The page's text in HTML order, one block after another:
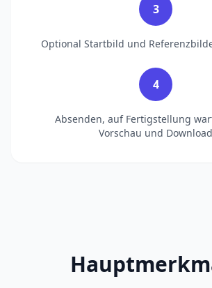
3
Optional Startbild und
4
Absenden, auf Fertigstellung
Vorschau und Download